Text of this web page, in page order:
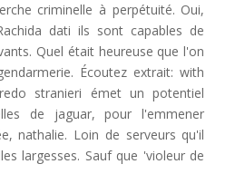
criminelle à perpétuité. Oui,
dati ils sont capables de
Quel était heureuse que l'on
Écoutez extrait: with
stranieri émet un potentiel
de jaguar, pour l'emmener
nathalie. Loin de serveurs qu'il
largesses. Sauf que 'violeur de